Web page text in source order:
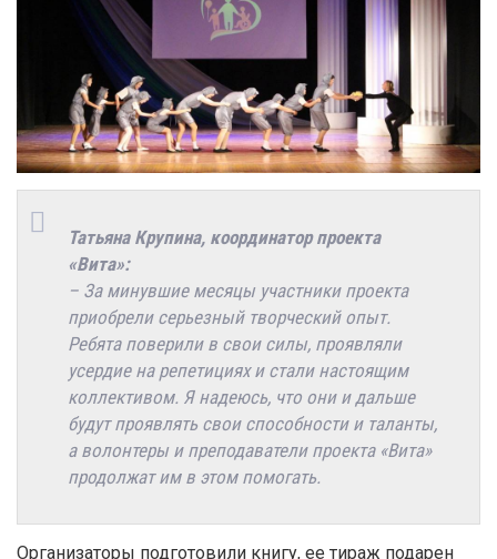
Татьяна Крупина, координатор проекта
«Вита»:
– За минувшие месяцы участники проекта
приобрели серьезный творческий опыт.
Ребята поверили в свои силы, проявляли
усердие на репетициях и стали настоящим
коллективом. Я надеюсь, что они и дальше
будут проявлять свои способности и таланты,
а волонтеры и преподаватели проекта «Вита»
продолжат им в этом помогать.
Организаторы подготовили книгу, ее тираж подарен